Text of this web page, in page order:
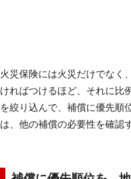
火災保険には火災だけでなく
ければつけるほど、それに比
を絞り込んで、補償に優先順
は、他の補償の必要性を確認